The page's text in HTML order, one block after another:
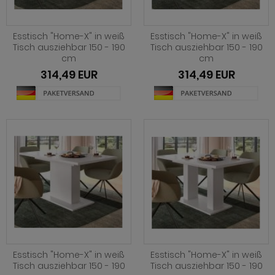
Esstisch "Home-X" in weiß
Tisch ausziehbar 150 - 190
cm
314,49 EUR
Esstisch "Home-X" in weiß
Tisch ausziehbar 150 - 190
cm
314,49 EUR
Esstisch "Home-X" in weiß
Tisch ausziehbar 150 - 190
Esstisch "Home-X" in weiß
Tisch ausziehbar 150 - 190
Malta
Meadow
Merced weiß
Miami
Milla
Mirano
Montez
Morena
Morgan
Stove Old Style hell
Stove weiß Pinie
Telly
Torsby grau
Torsby weiß
Willow
Malta
Meadow
Merced weiß
Merced weiß-Eiche
Mirano
Montez
Morgan
Netanja
Nobile